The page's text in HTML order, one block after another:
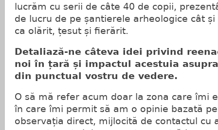
lucrăm cu serii de câte 40 de copii,
de lucru de pe șantierele arheologice cât
ca olărit, țesut și fierărit.
Detaliază-ne câteva idei privind
noi în țară și impactul acestuia
din punctual vostru de vedere.
O să mă refer acum doar la zona care îmi
în care îmi permit să am o opinie bazată
observația direct, mijlocită de contactul cu